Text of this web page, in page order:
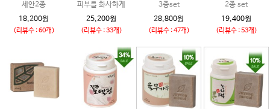
세안2종
18,200원
(리뷰수 : 60개)
피부를 화사하게
25,200원
(리뷰수 : 33개)
3종set
28,800원
(리뷰수 : 47개)
2종 set
19,400원
(리뷰수 : 53개)